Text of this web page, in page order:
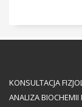
KONSULTACJA
ANALIZA BIOCHEMII